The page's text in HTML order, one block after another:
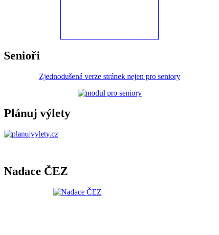
Senioři
Zjednodušená verze stránek nejen pro seniory
Plánuj výlety
Nadace ČEZ